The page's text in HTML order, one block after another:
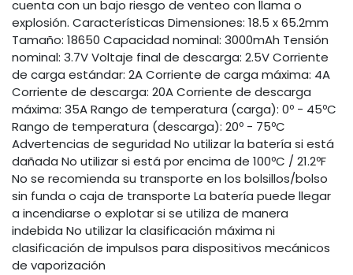
cuenta con un bajo riesgo de venteo con llama o
explosión. Características Dimensiones: 18.5 x 65.2mm
Tamaño: 18650 Capacidad nominal: 3000mAh Tensión
nominal: 3.7V Voltaje final de descarga: 2.5V Corriente
de carga estándar: 2A Corriente de carga máxima: 4A
Corriente de descarga: 20A Corriente de descarga
máxima: 35A Rango de temperatura (carga): 0º - 45ºC
Rango de temperatura (descarga): 20º - 75ºC
Advertencias de seguridad No utilizar la batería si está
dañada No utilizar si está por encima de 100ºC / 21.2ºF
No se recomienda su transporte en los bolsillos/bolso
sin funda o caja de transporte La batería puede llegar
a incendiarse o explotar si se utiliza de manera
indebida No utilizar la clasificación máxima ni
clasificación de impulsos para dispositivos mecánicos
de vaporización